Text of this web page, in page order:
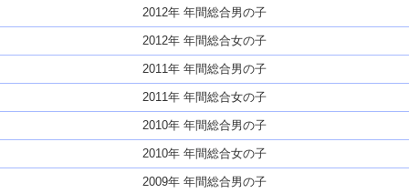
2012年 年間総合男の子
2012年 年間総合女の子
2011年 年間総合男の子
2011年 年間総合女の子
2010年 年間総合男の子
2010年 年間総合女の子
2009年 年間総合男の子